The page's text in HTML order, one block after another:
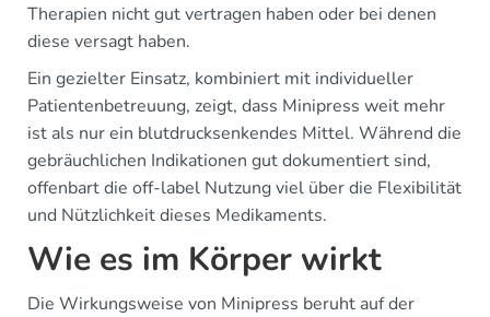
Therapien nicht gut vertragen haben oder bei denen
diese versagt haben.
Ein gezielter Einsatz, kombiniert mit individueller
Patientenbetreuung, zeigt, dass Minipress weit mehr
ist als nur ein blutdrucksenkendes Mittel. Während die
gebräuchlichen Indikationen gut dokumentiert sind,
offenbart die off-label Nutzung viel über die Flexibilität
und Nützlichkeit dieses Medikaments.
Wie es im Körper wirkt
Die Wirkungsweise von Minipress beruht auf der